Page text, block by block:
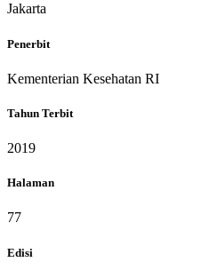
Jakarta
Penerbit
Kementerian Kesehatan RI
Tahun Terbit
2019
Halaman
77
Edisi